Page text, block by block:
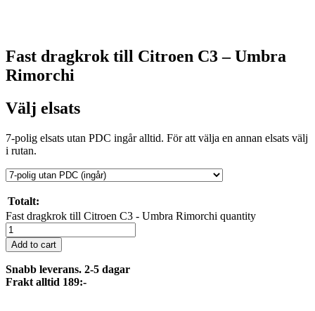
Fast dragkrok till Citroen C3 – Umbra
Rimorchi
Välj elsats
7-polig elsats utan PDC ingår alltid. För att välja en annan elsats välj
i rutan.
Totalt:
Fast dragkrok till Citroen C3 - Umbra Rimorchi quantity
Add to cart
Snabb leverans. 2-5 dagar
Frakt alltid 189:-